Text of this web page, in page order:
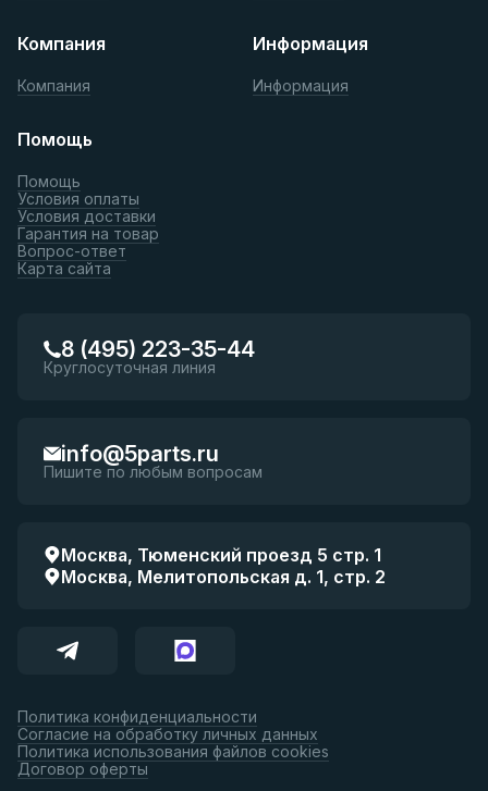
Компания
Компания
Информация
Информация
Помощь
Помощь
Условия оплаты
Условия доставки
Гарантия на товар
Вопрос-ответ
Карта сайта
8 (495) 223-35-44
Круглосуточная линия
info@5parts.ru
Пишите по любым вопросам
Москва, Тюменский проезд 5 стр. 1
Москва, Мелитопольская д. 1, стр. 2
Политика конфиденциальности
Согласие на обработку личных данных
Политика использования файлов cookies
Договор оферты